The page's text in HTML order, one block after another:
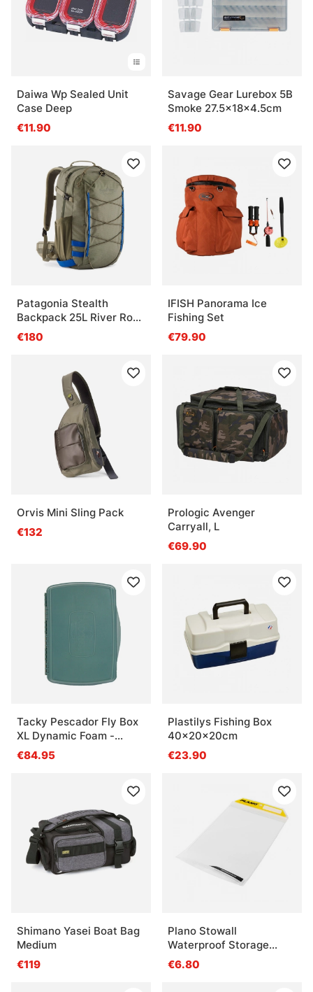
Daiwa Wp Sealed Unit
Case Deep
€11.90
Savage Gear Lurebox 5B
Smoke 27.5x18x4.5cm
€11.90
Patagonia Stealth
Backpack 25L River Rock
Green
€180
IFISH Panorama Ice
Fishing Set
€79.90
Orvis Mini Sling Pack
€132
Prologic Avenger
Carryall, L
€69.90
Tacky Pescador Fly Box
XL Dynamic Foam -
Smoke Grey
€84.95
Plastilys Fishing Box
40x20x20cm
€23.90
Shimano Yasei Boat Bag
Medium
€119
Plano Stowall
Waterproof Storage
3600
€6.80